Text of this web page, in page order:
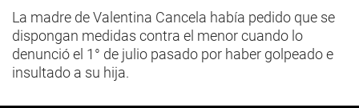
La madre de Valentina Cancela había pedido que se
dispongan medidas contra el menor cuando lo
denunció el 1° de julio pasado por haber golpeado e
insultado a su hija.